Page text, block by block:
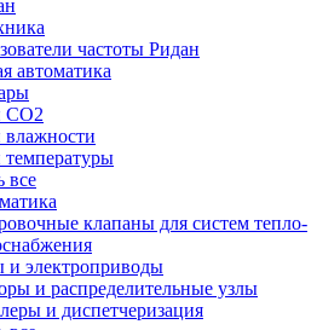
частоты Ридан
автоматика
CO2
влажности
температуры
все
клапаны для систем тепло-
и электроприводы
и распределительные узлы
и диспетчеризация